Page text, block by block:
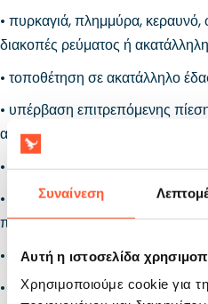
Συναίνεση
Αυτή η ιστοσελίδα
Χρησιμοποιούμε cookie για
• πυρκαγιά, πλημμύρα, κεραυνό,
διακοπές ρεύματος ή
• τοποθέτηση σε ακατάλληλο
• υπέρβαση επιτρεπόμενης
αντλιών,
• φυσιολογική φθορά,
• τροποποιήσεις ή επισκευές
πρόσωπα,
• ζημιές που εμφανίστηκαν μετά
• ζημιές σε κρίκους πρόσδεσης,